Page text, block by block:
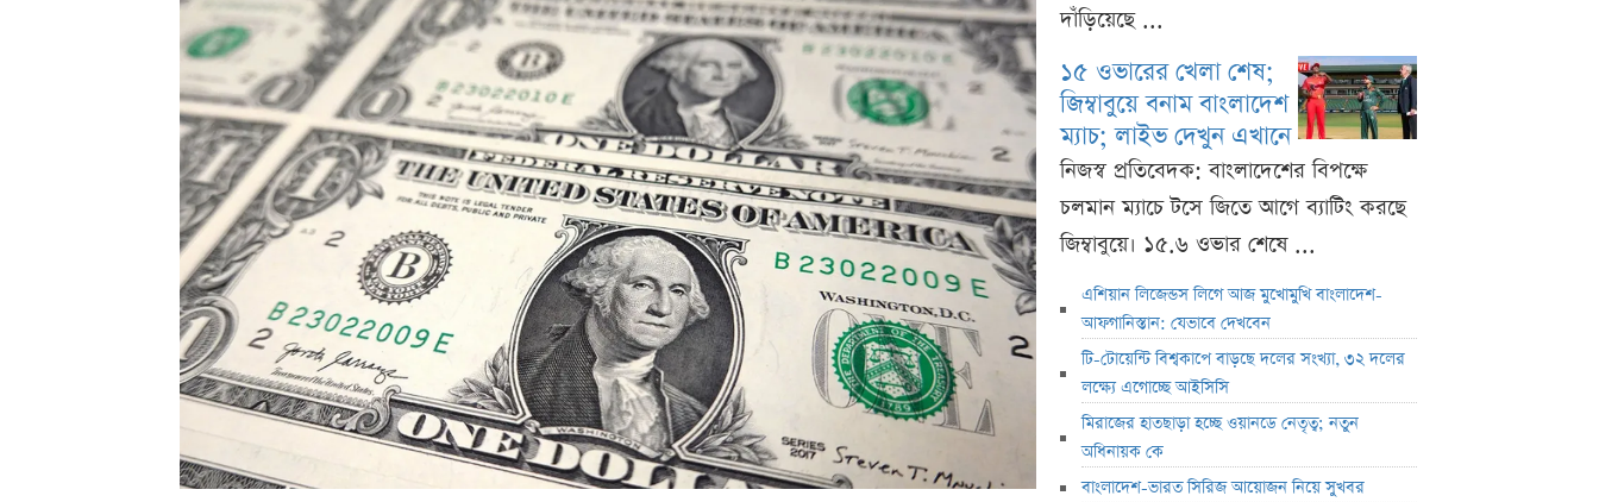
দাঁড়িয়েছে ...
১৫ ওভারের খেলা শেষ;
জিম্বাবুয়ে বনাম বাংলাদেশ
ম্যাচ; লাইভ দেখুন এখানে
নিজস্ব প্রতিবেদক: বাংলাদেশের বিপক্ষে
চলমান ম্যাচে টসে জিতে আগে ব্যাটিং করছে
জিম্বাবুয়ে। ১৫.৬ ওভার শেষে ...
এশিয়ান লিজেন্ডস লিগে আজ মুখোমুখি বাংলাদেশ-
আফগানিস্তান: যেভাবে দেখবেন
টি-টোয়েন্টি বিশ্বকাপে বাড়ছে দলের সংখ্যা, ৩২ দলের
লক্ষ্যে এগোচ্ছে আইসিসি
মিরাজের হাতছাড়া হচ্ছে ওয়ানডে নেতৃত্ব; নতুন
অধিনায়ক কে
বাংলাদেশ-ভারত সিরিজ আয়োজন নিয়ে সুখবর